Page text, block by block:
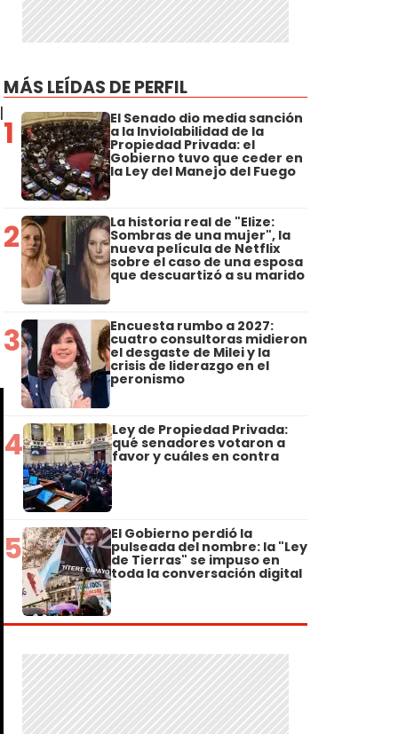
MÁS LEÍDAS DE PERFIL
1 El Senado dio media sanción
a la Inviolabilidad de la
Propiedad Privada: el
Gobierno tuvo que ceder en
la Ley del Manejo del Fuego
2 La historia real de "Elize:
Sombras de una mujer", la
nueva película de Netflix
sobre el caso de una esposa
que descuartizó a su marido
3 Encuesta rumbo a 2027:
cuatro consultoras midieron
el desgaste de Milei y la
crisis de liderazgo en el
peronismo
4 Ley de Propiedad Privada:
qué senadores votaron a
favor y cuáles en contra
5 El Gobierno perdió la
pulseada del nombre: la "Ley
de Tierras" se impuso en
toda la conversación digital